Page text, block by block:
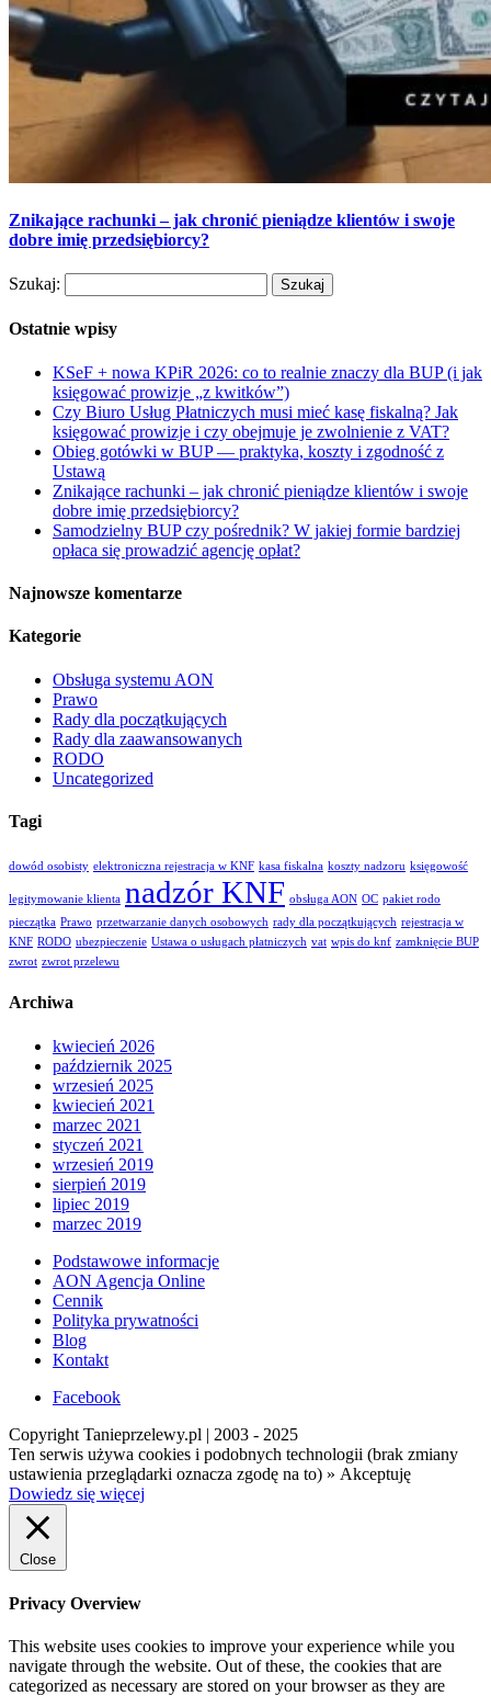
Znikające rachunki – jak chronić pieniądze klientów i swoje
dobre imię przedsiębiorcy?
Szukaj:
Ostatnie wpisy
KSeF + nowa KPiR 2026: co to realnie znaczy dla BUP (i jak
księgować prowizje „z kwitków”)
Czy Biuro Usług Płatniczych musi mieć kasę fiskalną? Jak
księgować prowizje i czy obejmuje je zwolnienie z VAT?
Obieg gotówki w BUP — praktyka, koszty i zgodność z
Ustawą
Znikające rachunki – jak chronić pieniądze klientów i swoje
dobre imię przedsiębiorcy?
Samodzielny BUP czy pośrednik? W jakiej formie bardziej
opłaca się prowadzić agencję opłat?
Najnowsze komentarze
Kategorie
Obsługa systemu AON
Prawo
Rady dla początkujących
Rady dla zaawansowanych
RODO
Uncategorized
Tagi
dowód osobisty elektroniczna rejestracja w KNF kasa fiskalna koszty nadzoru księgowość
legitymowanie klienta nadzór KNF obsługa AON OC pakiet rodo
pieczątka Prawo przetwarzanie danych osobowych rady dla początkujących rejestracja w
KNF RODO ubezpieczenie Ustawa o usługach płatniczych vat wpis do knf zamknięcie BUP
zwrot zwrot przelewu
Archiwa
kwiecień 2026
październik 2025
wrzesień 2025
kwiecień 2021
marzec 2021
styczeń 2021
wrzesień 2019
sierpień 2019
lipiec 2019
marzec 2019
Podstawowe informacje
AON Agencja Online
Cennik
Polityka prywatności
Blog
Kontakt
Facebook
Copyright Tanieprzelewy.pl | 2003 - 2025
Ten serwis używa cookies i podobnych technologii (brak zmiany
ustawienia przeglądarki oznacza zgodę na to) » Akceptuję
Dowiedz się więcej
Close
Privacy Overview
This website uses cookies to improve your experience while you
navigate through the website. Out of these, the cookies that are
categorized as necessary are stored on your browser as they are